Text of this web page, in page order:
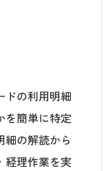
ドの利用明細
を簡単に特定
の解読から
経理作業を実